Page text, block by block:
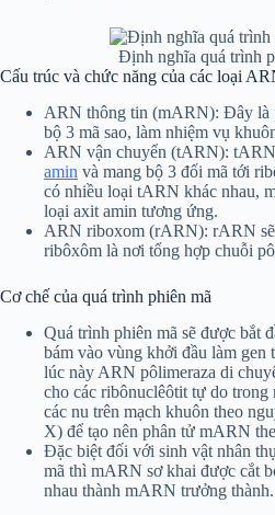
Định nghĩa quá trình
Cấu trúc và chức năng của các loại
ARN thông tin (mARN): Đây là
bộ 3 mã sao, làm nhiệm vụ
ARN vận chuyển (tARN):
amin và mang bộ 3 đối mã tới
có nhiều loại tARN khác nhau,
loại axit amin tương ứng.
ARN riboxom (rARN): rARN sẽ
ribôxôm là nơi tổng hợp chuỗi
Cơ chế của quá trình phiên mã
Quá trình phiên mã sẽ được bắt
bám vào vùng khởi đầu làm gen
lúc này ARN pôlimeraza di
cho các ribônuclêôtit tự do
các nu trên mạch khuôn theo
X) để tạo nên phân tử mARN
Đặc biệt đối với sinh vật nhân
mã thì mARN sơ khai được cắt
nhau thành mARN trưởng thành.